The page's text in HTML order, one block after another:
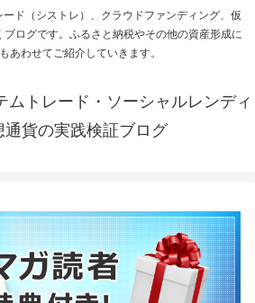
ド（シストレ）、クラウドファンディング、仮
ログです。ふるさと納税やその他の資産形成に
あわせてご紹介していきます。
ムトレード・ソーシャルレンディ
通貨の実践検証ブログ